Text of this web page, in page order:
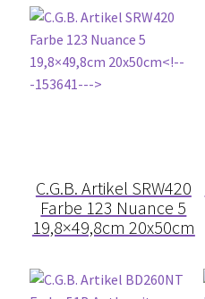
Epoxidharz
Estrich
Fermacell
Flexkleber
Fliese auf Fliese
C.G.B. Artikel SRW420
Farbe 123 Nuance 5
19,8×49,8cm 20x50cm